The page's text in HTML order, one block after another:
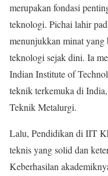
merupakan fondasi
teknologi. Pichai lahir
menunjukkan minat yang
teknologi sejak dini. Ia
Indian Institute of
teknik terkemuka di
Teknik Metalurgi.
Lalu, Pendidikan di IIT
teknis yang solid dan
Keberhasilan